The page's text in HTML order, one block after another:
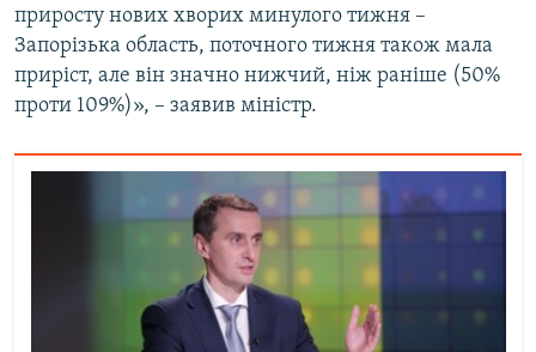
приросту нових хворих минулого тижня –
Запорізька область, поточного тижня також мала
приріст, але він значно нижчий, ніж раніше (50%
проти 109%)», – заявив міністр.